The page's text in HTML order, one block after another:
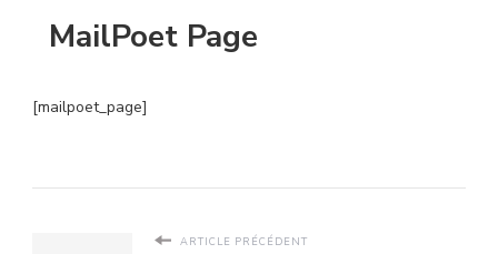
MailPoet Page
[mailpoet_page]
ARTICLE PRÉCÉDENT